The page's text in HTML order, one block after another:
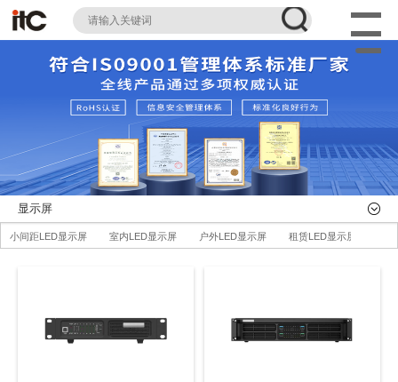
显示屏
小间距LED显示屏 室内LED显示屏 户外LED显示屏 租赁LED显示屏